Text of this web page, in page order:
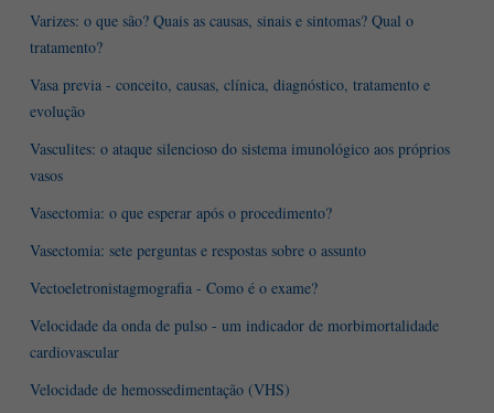
Varizes: o que são? Quais as causas, sinais e sintomas? Qual o
tratamento?
Vasa previa - conceito, causas, clínica, diagnóstico, tratamento e
evolução
Vasculites: o ataque silencioso do sistema imunológico aos próprios
vasos
Vasectomia: o que esperar após o procedimento?
Vasectomia: sete perguntas e respostas sobre o assunto
Vectoeletronistagmografia - Como é o exame?
Velocidade da onda de pulso - um indicador de morbimortalidade
cardiovascular
Velocidade de hemossedimentação (VHS)